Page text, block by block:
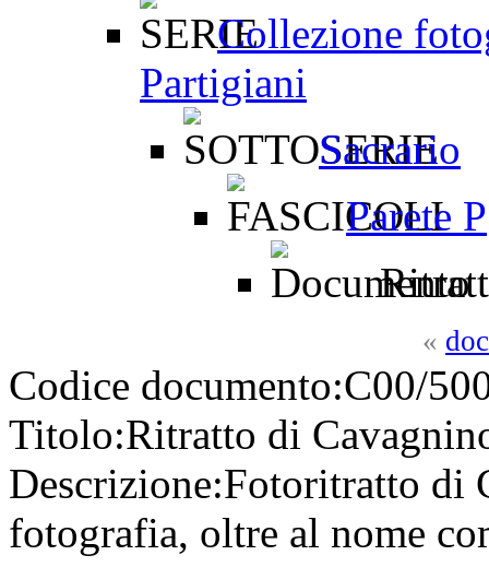
Collezione
Partigiani
Sacrario
Parete P
«
Codice documento:C00/
Titolo:Ritratto di
Descrizione:Fotoritratto di
fotografia, oltre al nome